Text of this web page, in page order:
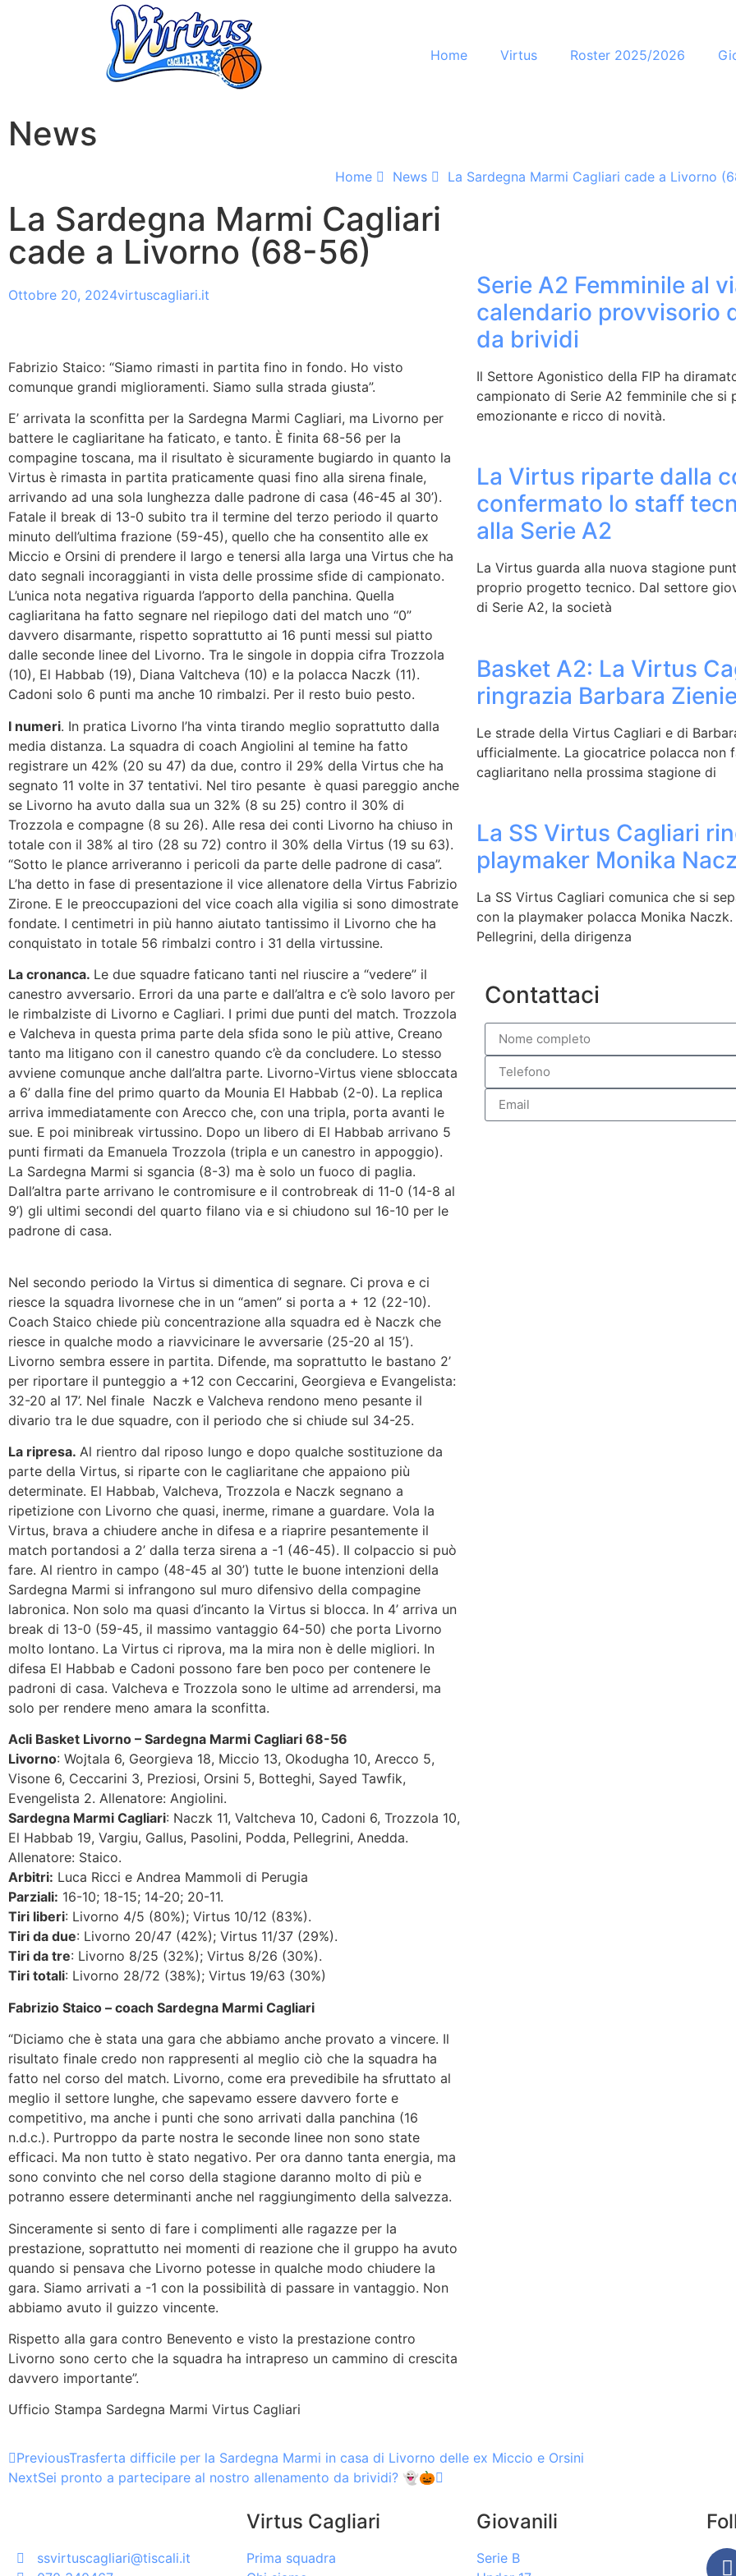
Home Virtus Roster 2025/2026
News
Home News La Sardegna Marmi Cagliari cade a Livorno
La Sardegna Marmi Cagliari
cade a Livorno (68-56)
Ottobre 20, 2024virtuscagliari.it
Fabrizio Staico: “Siamo rimasti in partita fino in fondo. Ho visto
comunque grandi miglioramenti. Siamo sulla strada giusta”.
E’ arrivata la sconfitta per la Sardegna Marmi Cagliari, ma Livorno per
battere le cagliaritane ha faticato, e tanto. È finita 68-56 per la
compagine toscana, ma il risultato è sicuramente bugiardo in quanto la
Virtus è rimasta in partita praticamente quasi fino alla sirena finale,
arrivando ad una sola lunghezza dalle padrone di casa (46-45 al 30’).
Fatale il break di 13-0 subito tra il termine del terzo periodo il quarto
minuto dell’ultima frazione (59-45), quello che ha consentito alle ex
Miccio e Orsini di prendere il largo e tenersi alla larga una Virtus che ha
dato segnali incoraggianti in vista delle prossime sfide di campionato.
L’unica nota negativa riguarda l’apporto della panchina. Quella
cagliaritana ha fatto segnare nel riepilogo dati del match uno “0”
davvero disarmante, rispetto soprattutto ai 16 punti messi sul piatto
dalle seconde linee del Livorno. Tra le singole in doppia cifra Trozzola
(10), El Habbab (19), Diana Valtcheva (10) e la polacca Naczk (11).
Cadoni solo 6 punti ma anche 10 rimbalzi. Per il resto buio pesto.
I numeri. In pratica Livorno l’ha vinta tirando meglio soprattutto dalla
media distanza. La squadra di coach Angiolini al temine ha fatto
registrare un 42% (20 su 47) da due, contro il 29% della Virtus che ha
segnato 11 volte in 37 tentativi. Nel tiro pesante è quasi pareggio anche
se Livorno ha avuto dalla sua un 32% (8 su 25) contro il 30% di
Trozzola e compagne (8 su 26). Alle resa dei conti Livorno ha chiuso in
totale con il 38% al tiro (28 su 72) contro il 30% della Virtus (19 su 63).
“Sotto le plance arriveranno i pericoli da parte delle padrone di casa”.
L’ha detto in fase di presentazione il vice allenatore della Virtus Fabrizio
Zirone. E le preoccupazioni del vice coach alla vigilia si sono dimostrate
fondate. I centimetri in più hanno aiutato tantissimo il Livorno che ha
conquistato in totale 56 rimbalzi contro i 31 della virtussine.
La cronanca. Le due squadre faticano tanti nel riuscire a “vedere” il
canestro avversario. Errori da una parte e dall’altra e c’è solo lavoro per
le rimbalziste di Livorno e Cagliari. I primi due punti del match. Trozzola
e Valcheva in questa prima parte dela sfida sono le più attive, Creano
tanto ma litigano con il canestro quando c’è da concludere. Lo stesso
avviene comunque anche dall’altra parte. Livorno-Virtus viene sbloccata
a 6’ dalla fine del primo quarto da Mounia El Habbab (2-0). La replica
arriva immediatamente con Arecco che, con una tripla, porta avanti le
sue. E poi minibreak virtussino. Dopo un libero di El Habbab arrivano 5
punti firmati da Emanuela Trozzola (tripla e un canestro in appoggio).
La Sardegna Marmi si sgancia (8-3) ma è solo un fuoco di paglia.
Dall’altra parte arrivano le contromisure e il controbreak di 11-0 (14-8 al
9’) gli ultimi secondi del quarto filano via e si chiudono sul 16-10 per le
padrone di casa.
Nel secondo periodo la Virtus si dimentica di segnare. Ci prova e ci
riesce la squadra livornese che in un “amen” si porta a + 12 (22-10).
Coach Staico chiede più concentrazione alla squadra ed è Naczk che
riesce in qualche modo a riavvicinare le avversarie (25-20 al 15’).
Livorno sembra essere in partita. Difende, ma soprattutto le bastano 2’
per riportare il punteggio a +12 con Ceccarini, Georgieva e Evangelista:
32-20 al 17’. Nel finale Naczk e Valcheva rendono meno pesante il
divario tra le due squadre, con il periodo che si chiude sul 34-25.
La ripresa. Al rientro dal riposo lungo e dopo qualche sostituzione da
parte della Virtus, si riparte con le cagliaritane che appaiono più
determinate. El Habbab, Valcheva, Trozzola e Naczk segnano a
ripetizione con Livorno che quasi, inerme, rimane a guardare. Vola la
Virtus, brava a chiudere anche in difesa e a riaprire pesantemente il
match portandosi a 2’ dalla terza sirena a -1 (46-45). Il colpaccio si può
fare. Al rientro in campo (48-45 al 30’) tutte le buone intenzioni della
Sardegna Marmi si infrangono sul muro difensivo della compagine
labronica. Non solo ma quasi d’incanto la Virtus si blocca. In 4’ arriva un
break di 13-0 (59-45, il massimo vantaggio 64-50) che porta Livorno
molto lontano. La Virtus ci riprova, ma la mira non è delle migliori. In
difesa El Habbab e Cadoni possono fare ben poco per contenere le
padroni di casa. Valcheva e Trozzola sono le ultime ad arrendersi, ma
solo per rendere meno amara la sconfitta.
Acli Basket Livorno – Sardegna Marmi Cagliari 68-56
Livorno: Wojtala 6, Georgieva 18, Miccio 13, Okodugha 10, Arecco 5,
Visone 6, Ceccarini 3, Preziosi, Orsini 5, Botteghi, Sayed Tawfik,
Evengelista 2. Allenatore: Angiolini.
Sardegna Marmi Cagliari: Naczk 11, Valtcheva 10, Cadoni 6, Trozzola 10,
El Habbab 19, Vargiu, Gallus, Pasolini, Podda, Pellegrini, Anedda.
Allenatore: Staico.
Arbitri: Luca Ricci e Andrea Mammoli di Perugia
Parziali: 16-10; 18-15; 14-20; 20-11.
Tiri liberi: Livorno 4/5 (80%); Virtus 10/12 (83%).
Tiri da due: Livorno 20/47 (42%); Virtus 11/37 (29%).
Tiri da tre: Livorno 8/25 (32%); Virtus 8/26 (30%).
Tiri totali: Livorno 28/72 (38%); Virtus 19/63 (30%)
Fabrizio Staico – coach Sardegna Marmi Cagliari
“Diciamo che è stata una gara che abbiamo anche provato a vincere. Il
risultato finale credo non rappresenti al meglio ciò che la squadra ha
fatto nel corso del match. Livorno, come era prevedibile ha sfruttato al
meglio il settore lunghe, che sapevamo essere davvero forte e
competitivo, ma anche i punti che sono arrivati dalla panchina (16
n.d.c.). Purtroppo da parte nostra le seconde linee non sono state
efficaci. Ma non tutto è stato negativo. Per ora danno tanta energia, ma
sono convinto che nel corso della stagione daranno molto di più e
potranno essere determinanti anche nel raggiungimento della salvezza.
Sinceramente si sento di fare i complimenti alle ragazze per la
prestazione, soprattutto nei momenti di reazione che il gruppo ha avuto
quando si pensava che Livorno potesse in qualche modo chiudere la
gara. Siamo arrivati a -1 con la possibilità di passare in vantaggio. Non
abbiamo avuto il guizzo vincente.
Rispetto alla gara contro Benevento e visto la prestazione contro
Livorno sono certo che la squadra ha intrapreso un cammino di crescita
davvero importante”.
Ufficio Stampa Sardegna Marmi Virtus Cagliari
Serie A2 Femminile al
calendario provvisorio
da brividi
Il Settore Agonistico della FIP ha
campionato di Serie A2 femminile che si
emozionante e ricco di novità.
La Virtus riparte dalla
confermato lo staff
alla Serie A2
La Virtus guarda alla nuova stagione
proprio progetto tecnico. Dal settore
di Serie A2, la società
Basket A2: La Virtus
ringrazia Barbara
Le strade della Virtus Cagliari e di
ufficialmente. La giocatrice polacca non
cagliaritano nella prossima stagione di
La SS Virtus Cagliari
playmaker Monika
La SS Virtus Cagliari comunica che si
con la playmaker polacca Monika
Pellegrini, della dirigenza
Contattaci
PreviousTrasferta difficile per la Sardegna Marmi in casa di Livorno delle ex Miccio e Orsini
NextSei pronto a partecipare al nostro allenamento da brividi? 👻🎃
ssvirtuscagliari@tiscali.it
Virtus Cagliari
Prima squadra
Giovanili
Serie B